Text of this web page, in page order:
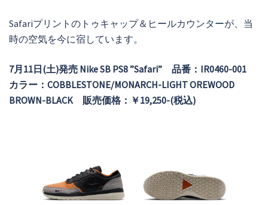
Safariプリントのトゥキャップ＆ヒールカウンターが、当
時の空気を今に宿しています。
7月11日(土)発売 Nike SB PS8 ”Safari” 品番：IR0460-001
カラー： COBBLESTONE/MONARCH-LIGHT OREWOOD
BROWN-BLACK
販売価格：￥19,250-(税込)